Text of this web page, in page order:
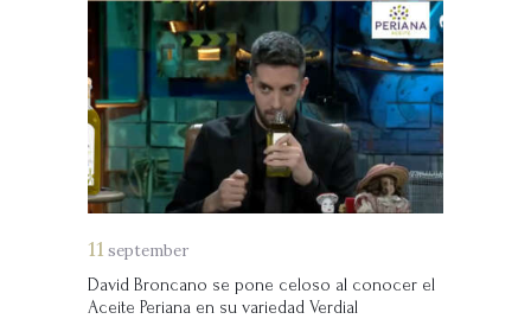
11 september
David Broncano se pone celoso al conocer el
Aceite Periana en su variedad Verdial